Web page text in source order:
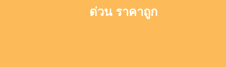
ด่วน ราคาถูก